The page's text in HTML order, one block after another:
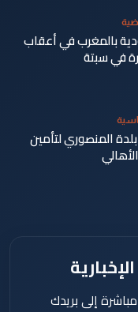
بالمغرب في أعقاب
في سبتة
المنصوري لتأمين
إلى بريدك